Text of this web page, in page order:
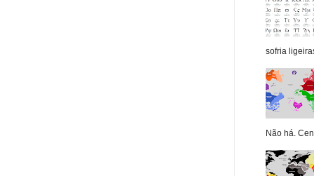
sofria
Não há.